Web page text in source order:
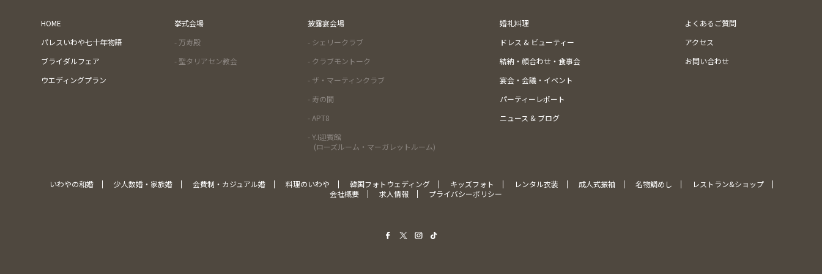
HOME
パレスいわや七十年物語
ブライダルフェア
ウエディングプラン
挙式会場
- 万寿殿
- 聖タリアセン教会
披露宴会場
- シェリークラブ
- クラブモントーク
- ザ・マーティンクラブ
- 寿の間
- APT8
- Y.I迎賓館
(ローズルーム・マーガレットルーム)
婚礼料理
ドレス & ビューティー
結納・顔合わせ・食事会
宴会・会議・イベント
パーティーレポート
ニュース & ブログ
よくあるご質問
アクセス
お問い合わせ
いわやの和婚 少人数婚・家族婚 会費制・カジュアル婚 料理のいわや 韓国フォトウェディング キッズフォト レンタル衣装 成人式振袖 名物鯛めし
レストラン&ショップ
会社概要
求人情報 プライバシーポリシー